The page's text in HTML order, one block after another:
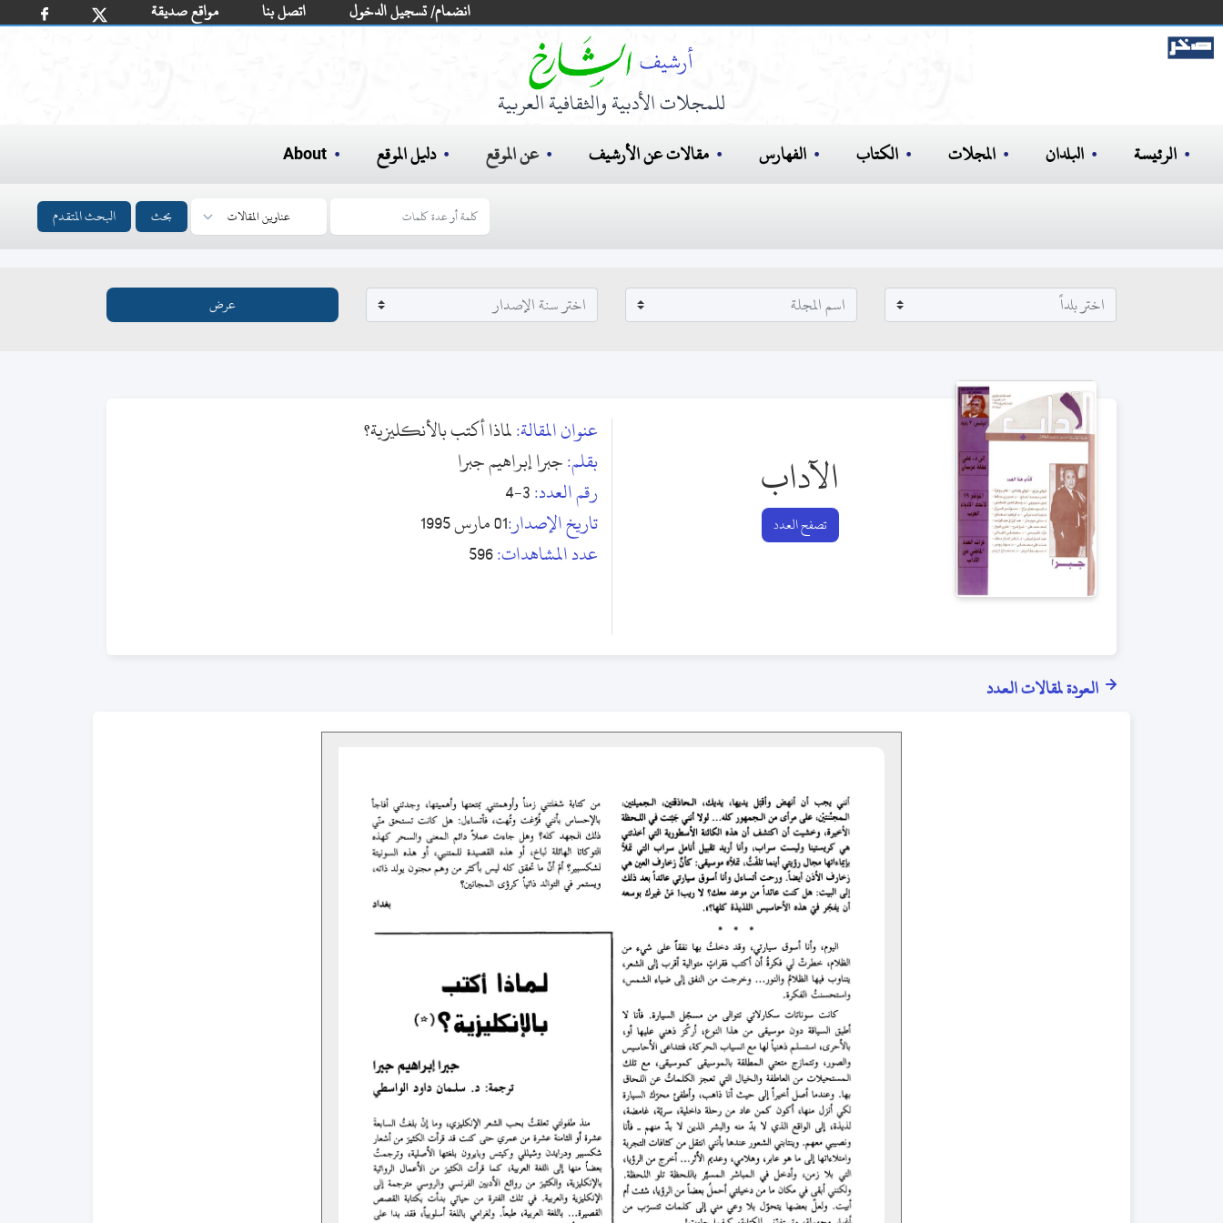
مواقع صديقة اتصل بنا انضمام/ تسجيل الدخول
للمجلات الأدبية والثقافية العربية
الرئيسة البلدان المجلات الكتاب الفهارس مقالات عن الأرشيف عن الموقع دليل الموقع About
بحث البحث المتقدم
الآداب
تصفح العدد
عنوان المقالة:لماذا أكتب بالأنكليزية؟
بقلم:جبرا إبراهيم جبرا
رقم العدد:3-4
تاريخ الإصدار:01 مارس 1995
عدد المشاهدات:596
العودة لمقالات العدد